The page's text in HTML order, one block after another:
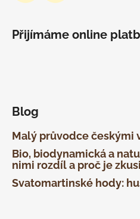
Přijímáme online
Blog
Malý průvodce českými
Bio, biodynamická a
nimi rozdíl a proč je
Svatomartinské hody: